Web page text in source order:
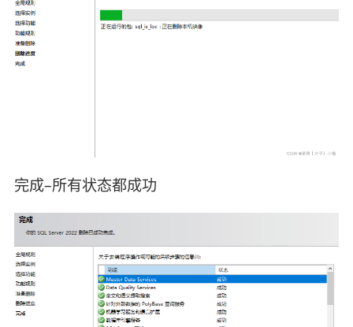
完成–所有状态都成功